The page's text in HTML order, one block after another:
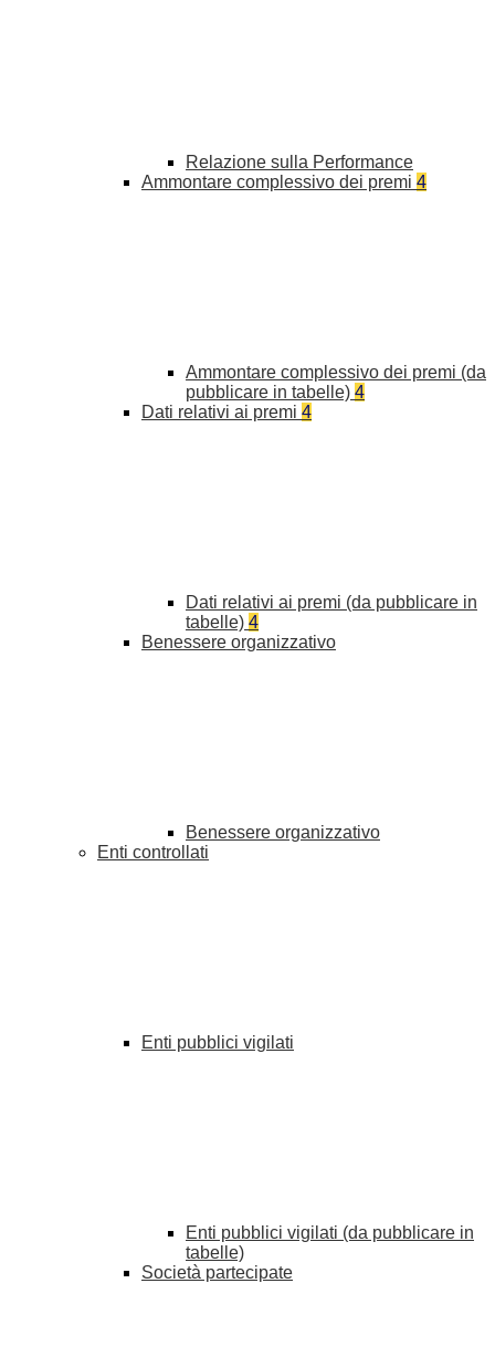
Relazione sulla Performance
Ammontare complessivo dei premi 4
Ammontare complessivo dei premi (da
pubblicare in tabelle) 4
Dati relativi ai premi 4
Dati relativi ai premi (da pubblicare in
tabelle) 4
Benessere organizzativo
Benessere organizzativo
Enti controllati
Enti pubblici vigilati
Enti pubblici vigilati (da pubblicare in
tabelle)
Società partecipate